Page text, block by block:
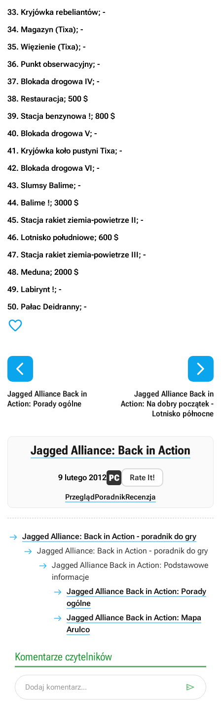
33. Kryjówka rebeliantów; -
34. Magazyn (Tixa); -
35. Więzienie (Tixa); -
36. Punkt obserwacyjny; -
37. Blokada drogowa IV; -
38. Restauracja; 500 $
39. Stacja benzynowa !; 800 $
40. Blokada drogowa V; -
41. Kryjówka koło pustyni Tixa; -
42. Blokada drogowa VI; -
43. Slumsy Balime; -
44. Balime !; 3000 $
45. Stacja rakiet ziemia-powietrze II; -
46. Lotnisko południowe; 600 $
47. Stacja rakiet ziemia-powietrze III; -
48. Meduna; 2000 $
49. Labirynt !; -
50. Pałac Deidranny; -


Jagged Alliance Back in
Action: Porady ogólne
Jagged Alliance Back in
Action: Na dobry początek -
Lotnisko północne

Jagged Alliance: Back in Action
9 lutego 2012 Rate It!
Przegląd PoradnikRecenzja
Jagged Alliance: Back in Action - poradnik do gry
Jagged Alliance: Back in Action - poradnik do gry
Jagged Alliance Back in Action: Podstawowe
informacje
Jagged Alliance Back in Action: Porady
ogólne
Jagged Alliance Back in Action: Mapa
Arulco
Komentarze czytelników
Dodaj komentarz... 